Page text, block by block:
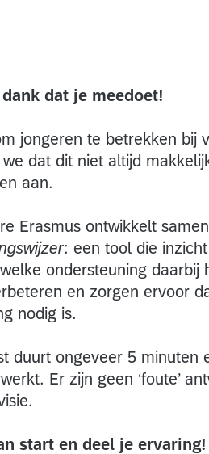
dat je meedoet!
jongeren te betrekken bij
we dat dit niet altijd
aan.
Erasmus ontwikkelt
: een tool die
ondersteuning
en zorgen ervoor
nodig is.
duurt ongeveer 5 minuten
Er zijn geen ‘foute’
start en deel je ervaring!